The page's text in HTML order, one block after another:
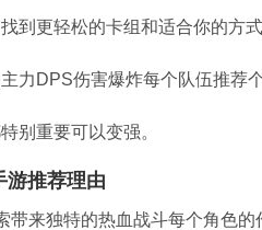
到更轻松的卡组和适合你的方式
力DPS伤害爆炸每个队伍推荐个
别重要可以变强。
游推荐理由
带来独特的热血战斗每个角色